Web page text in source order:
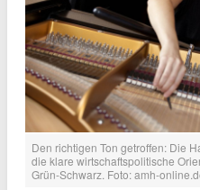
Den richtigen Ton getroffen: Die
die klare wirtschaftspolitische
Grün-Schwarz. Foto: amh-